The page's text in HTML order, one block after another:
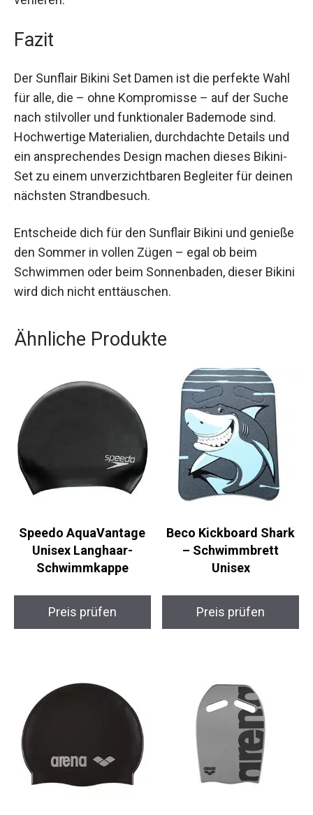
anpasst, ohne dabei seine Form oder
Fazit
Der Sunflair Bikini Set Damen ist die perfekte
Wahl für alle, die – ohne Kompromisse – auf der
Suche nach stilvoller und funktionaler Bademode
sind. Hochwertige Materialien, durchdachte
Details und ein ansprechendes Design machen
dieses Bikini-Set zu einem unverzichtbaren
Begleiter für deinen nächsten Strandbesuch.
Entscheide dich für den Sunflair Bikini und
genieße den Sommer in vollen Zügen – egal ob
beim Schwimmen oder beim Sonnenbaden,
Speedo AquaVantage
Unisex Langhaar-
Beco Kickboard Shark
– Schwimmbrett